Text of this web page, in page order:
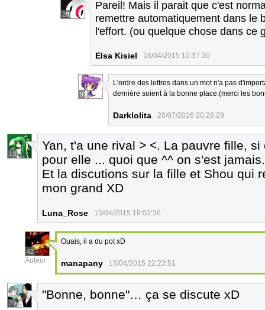
28
Pareil! Mais il parait que c'est
remettre automatiquement dans le
l'effort. (ou quelque chose dans ce
Elsa Kisiel 16/04/2015 10:37:30
9
L'ordre des lettres dans un mot n'a pas
dernière soient à la bonne place.(merci les
Darklolita 20/07/2016 20:28:29
13
Yan, t'a une rival > <. La pauvre fille,
pour elle ... quoi que ^^ on s'est jamais.
Et la discutions sur la fille et Shou qui
mon grand XD
Luna_Rose 15/04/2015 18:03:36
42
Auteur
Ouais, il a du pot xD
manapany 15/04/2015 22:23:51
29
"Bonne, bonne"… ça se discute xD